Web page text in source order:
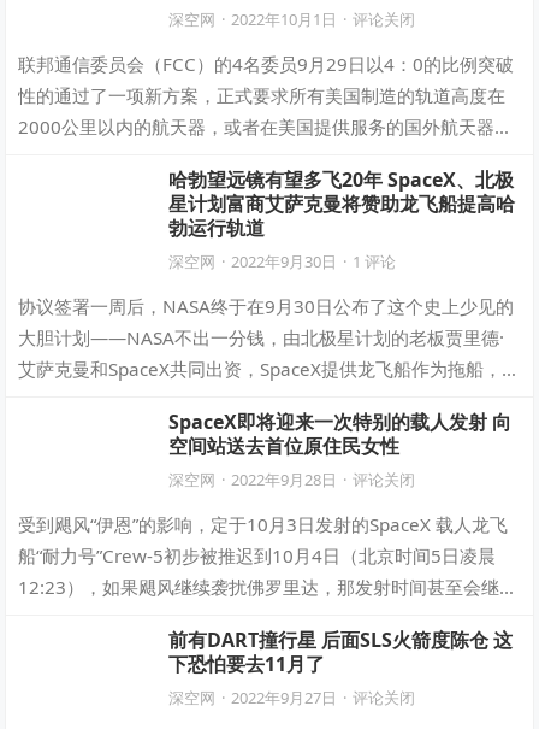
深空网 · 2022年10月1日 · 评论关闭
联邦通信委员会（FCC）的4名委员9月29日以4：0的比例突破
性的通过了一项新方案，正式要求所有美国制造的轨道高度在
2000公里以内的航天器，或者在美国提供服务的国外航天器，
哈勃望远镜有望多飞20年 SpaceX、北极
星计划富商艾萨克曼将赞助龙飞船提高哈
勃运行轨道
深空网 · 2022年9月30日 · 1 评论
协议签署一周后，NASA终于在9月30日公布了这个史上少见的
大胆计划——NASA不出一分钱，由北极星计划的老板贾里德·
艾萨克曼和SpaceX共同出资，SpaceX提供龙飞船作为拖船，目
SpaceX即将迎来一次特别的载人发射 向
空间站送去首位原住民女性
深空网 · 2022年9月28日 · 评论关闭
受到飓风“伊恩”的影响，定于10月3日发射的SpaceX 载人龙飞
船“耐力号”Crew-5初步被推迟到10月4日（北京时间5日凌晨
12:23），如果飓风继续袭扰佛罗里达，那发射时间甚至会继续
前有DART撞行星 后面SLS火箭度陈仓 这
下恐怕要去11月了
深空网 · 2022年9月27日 · 评论关闭